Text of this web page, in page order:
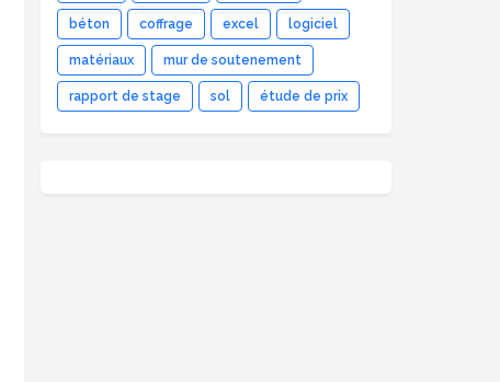
béton coffrage excel logiciel
matériaux mur de soutenement
rapport de stage sol étude de prix